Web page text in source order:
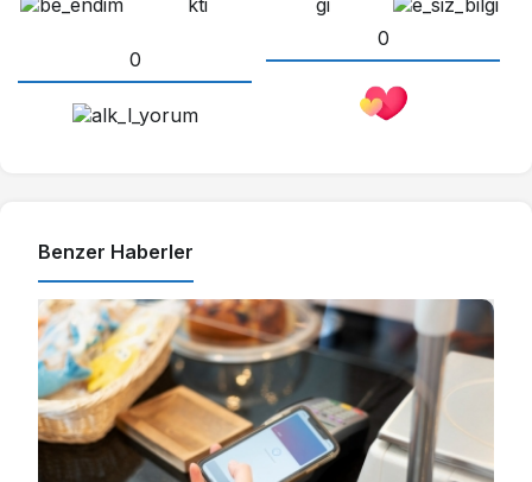
0
0
Benzer Haberler